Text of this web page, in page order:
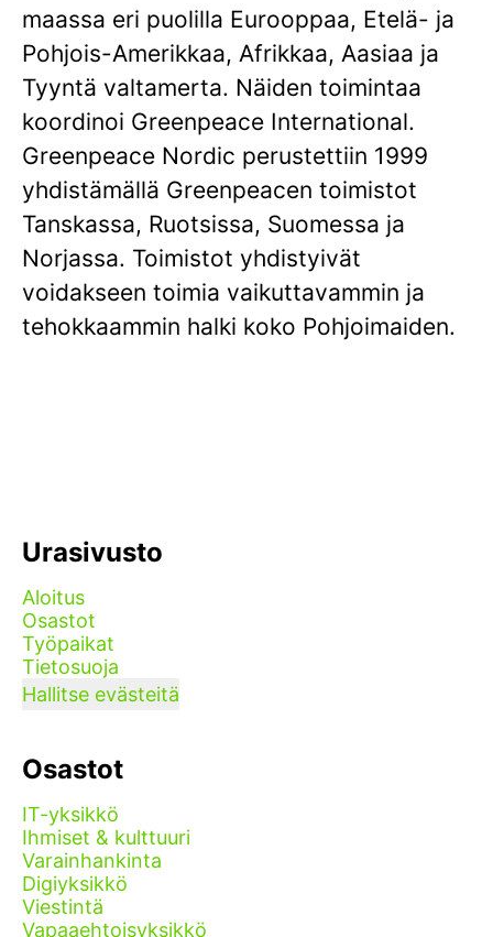
maassa eri puolilla Eurooppaa, Etelä- ja
Pohjois-Amerikkaa, Afrikkaa, Aasiaa ja
Tyyntä valtamerta. Näiden toimintaa
koordinoi Greenpeace International.
Greenpeace Nordic perustettiin 1999
yhdistämällä Greenpeacen toimistot
Tanskassa, Ruotsissa, Suomessa ja
Norjassa. Toimistot yhdistyivät
voidakseen toimia vaikuttavammin ja
tehokkaammin halki koko Pohjoimaiden.
Urasivusto
Aloitus
Osastot
Työpaikat
Tietosuoja
Hallitse evästeitä
Osastot
IT-yksikkö
Ihmiset & kulttuuri
Varainhankinta
Digiyksikkö
Viestintä
Vapaaehtoisyksikkö